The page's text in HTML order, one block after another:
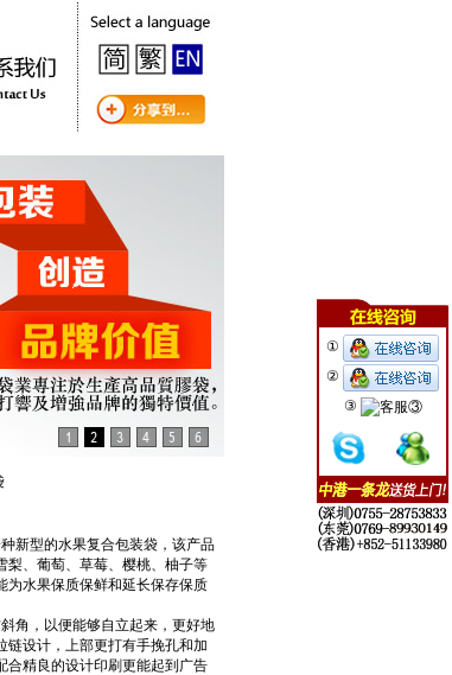
①
②
③
新型的水果复合包装袋，该产品
梨、葡萄、草莓、樱桃、柚子等
为水果保质保鲜和延长保存保质
角，以便能够自立起来，更好地
链设计，上部更打有手挽孔和加
合精良的设计印刷更能起到广告